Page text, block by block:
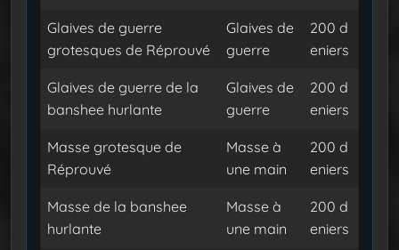
Glaives de guerre
grotesques de Réprouvé
Glaives de
guerre
200 d
eniers
Glaives de guerre de la
banshee hurlante
Glaives de
guerre
200 d
eniers
Masse grotesque de
Réprouvé
Masse à
une main
200 d
eniers
Masse de la banshee
hurlante
Masse à
une main
200 d
eniers